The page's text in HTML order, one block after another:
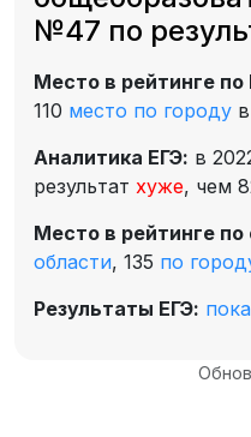
№47 по
Место в рейтинге по
110 место по городу
Аналитика ЕГЭ: в
результат хуже, чем
Место в рейтинге
области, 135 по
Результаты ЕГЭ: